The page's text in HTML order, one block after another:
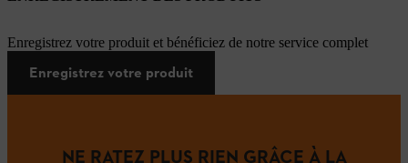
Enregistrez votre produit et bénéficiez de notre service complet
Enregistrez votre produit
NE RATEZ PLUS RIEN GRÂCE À LA